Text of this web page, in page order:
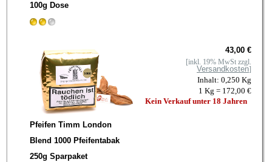
100g Dose
Pfeifen Timm London
Blend 1000 Pfeifentabak
250g Sparpaket
43,00 €
[inkl. 19% MwSt zzgl.
Versandkosten]
Inhalt: 0,250 Kg
1 Kg = 172,00 €
Kein Verkauf unter 18 Jahren